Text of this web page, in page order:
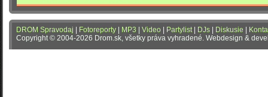
DROM Spravodaj Fotoreporty MP3 Video Partylist| DJs Diskusie
Copyright © 2004-2026 Drom.sk, všetky práva vyhradené. Webdesign &